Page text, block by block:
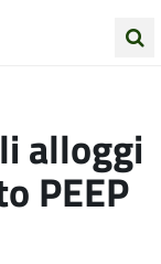
alloggi
PEEP